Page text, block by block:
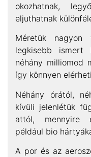
okozhatnak,
eljuthatnak
Méretük nagyon
legkisebb ismert
néhány milliomod
így könnyen
Néhány órától,
kívüli jelenlétük
attól, mennyire
például bio
A por és az